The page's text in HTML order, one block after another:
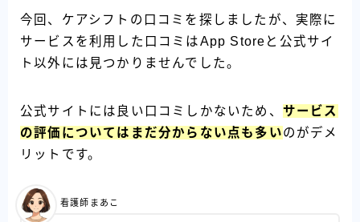
今回、ケアシフトの口コミを探しましたが、実際に
サービスを利用した口コミはApp Storeと公式サイ
ト以外には見つかりませんでした。
公式サイトには良い口コミしかないため、 サービス
の評価についてはまだ分からない点も多いのがデメ
リットです。
看護師まあこ